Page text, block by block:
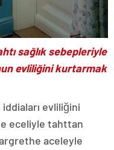
sağlık sebepleriyle
evliliğini kurtarmak
evliliğini
eceliyle tahttan
aceleyle